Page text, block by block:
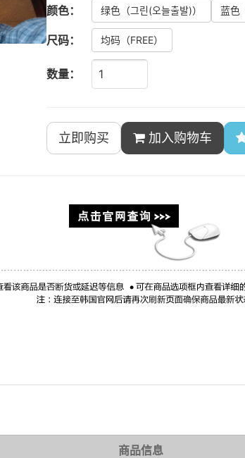
颜色： 绿色 （그린(오늘출발)） 蓝色
尺码： 均码 （FREE）
数量：
立即购买 加入购物车
商品信息